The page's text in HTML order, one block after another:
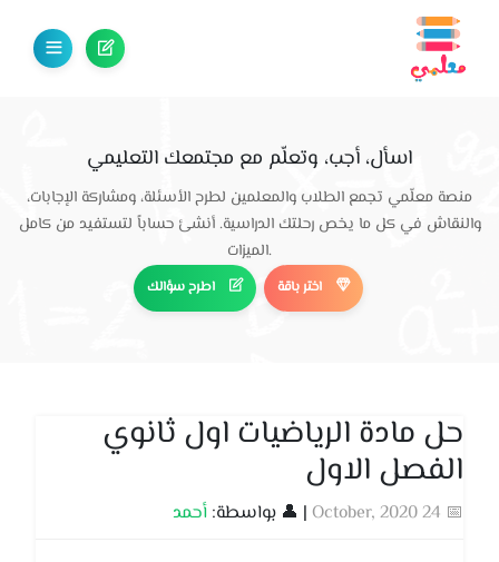
اسأل، أجب، وتعلّم مع مجتمعك التعليمي
منصة معلّمي تجمع الطلاب والمعلمين لطرح الأسئلة، ومشاركة الإجابات،
والنقاش في كل ما يخص رحلتك الدراسية. أنشئ حساباً لتستفيد من كامل
الميزات.
اطرح سؤالك اختر باقة
حل مادة الرياضيات اول ثانوي
الفصل الاول
📅 24 October, 2020 | 👤 بواسطة: أحمد